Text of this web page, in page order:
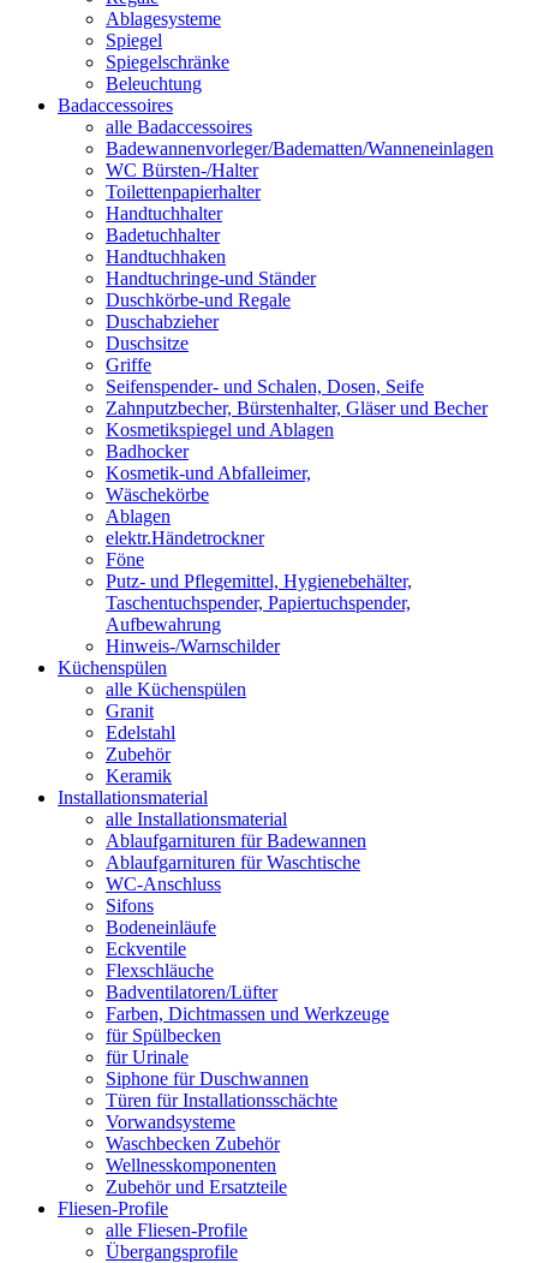
Ablagesysteme
Spiegel
Spiegelschränke
Beleuchtung
Badaccessoires
alle Badaccessoires
Badewannenvorleger/Badematten/Wanneneinlagen
WC Bürsten-/Halter
Toilettenpapierhalter
Handtuchhalter
Badetuchhalter
Handtuchhaken
Handtuchringe-und Ständer
Duschkörbe-und Regale
Duschabzieher
Duschsitze
Griffe
Seifenspender- und Schalen, Dosen, Seife
Zahnputzbecher, Bürstenhalter, Gläser und Becher
Kosmetikspiegel und Ablagen
Badhocker
Kosmetik-und Abfalleimer,
Wäschekörbe
Ablagen
elektr.Händetrockner
Föne
Putz- und Pflegemittel, Hygienebehälter,
Taschentuchspender, Papiertuchspender,
Aufbewahrung
Hinweis-/Warnschilder
Küchenspülen
alle Küchenspülen
Granit
Edelstahl
Zubehör
Keramik
Installationsmaterial
alle Installationsmaterial
Ablaufgarnituren für Badewannen
Ablaufgarnituren für Waschtische
WC-Anschluss
Sifons
Bodeneinläufe
Eckventile
Flexschläuche
Badventilatoren/Lüfter
Farben, Dichtmassen und Werkzeuge
für Spülbecken
für Urinale
Siphone für Duschwannen
Türen für Installationsschächte
Vorwandsysteme
Waschbecken Zubehör
Wellnesskomponenten
Zubehör und Ersatzteile
Fliesen-Profile
alle Fliesen-Profile
Übergangsprofile